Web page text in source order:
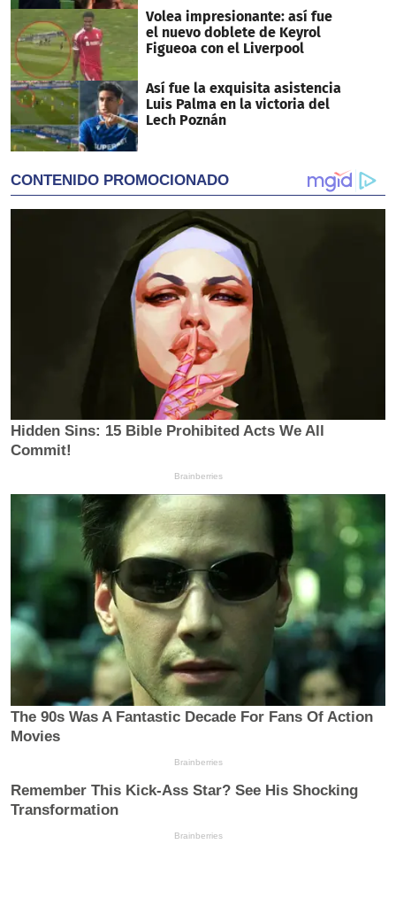
Volea impresionante: así fue
el nuevo doblete de Keyrol
Figueoa con el Liverpool
Así fue la exquisita asistencia
Luis Palma en la victoria del
Lech Poznán